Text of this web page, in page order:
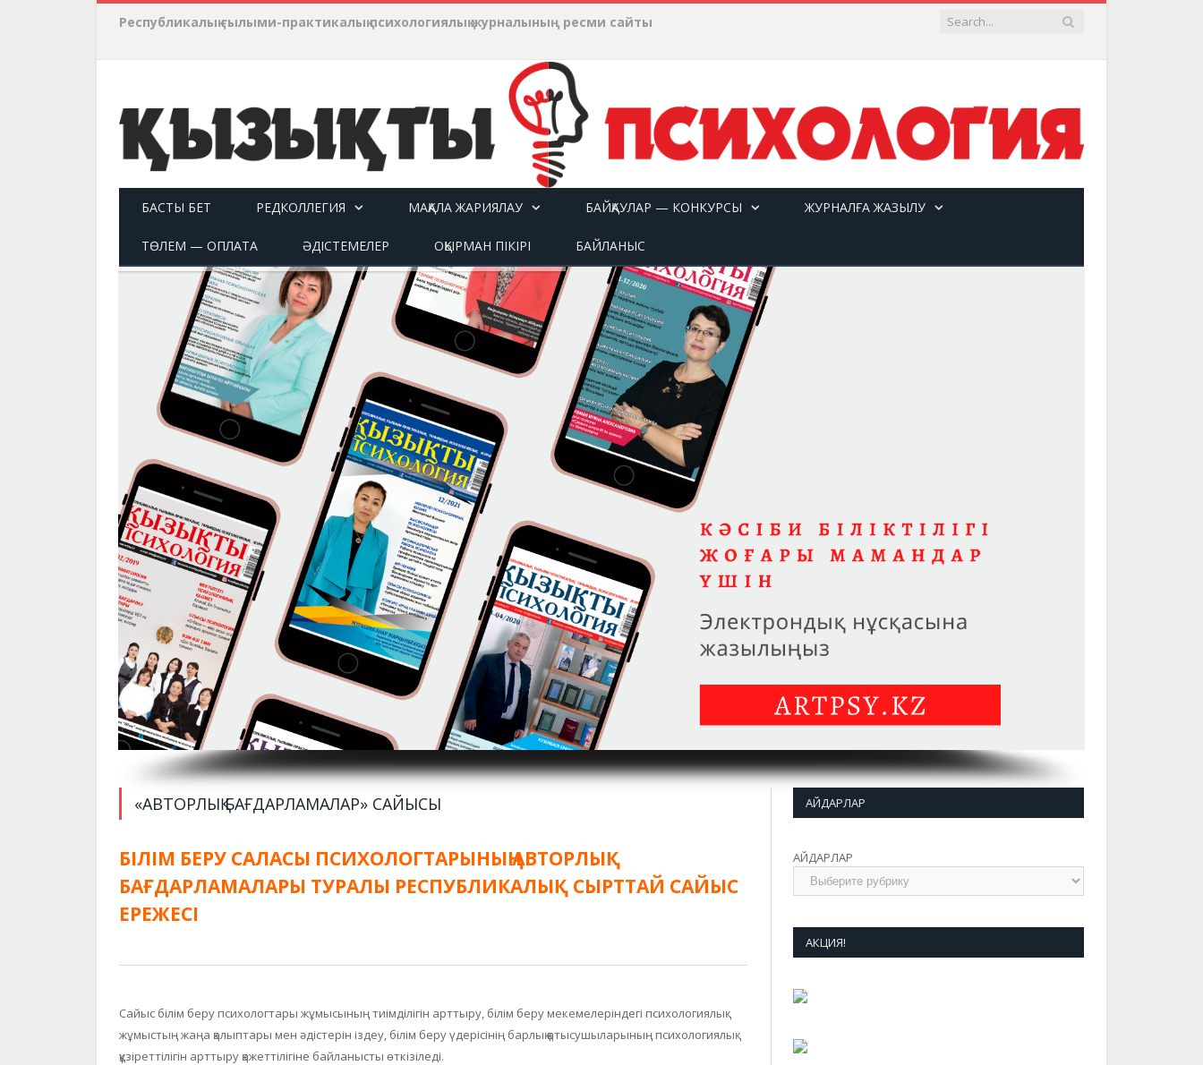
Республикалық ғылыми-практикалық психологиялық журналының ресми сайты
БАСТЫ БЕТ РЕДКОЛЛЕГИЯ МАҚАЛА ЖАРИЯЛАУ БАЙҚАУЛАР — КОНКУРСЫ ЖУРНАЛҒА ЖАЗЫЛУ
ТӨЛЕМ — ОПЛАТА ӘДІСТЕМЕЛЕР ОҚЫРМАН ПІКІРІ БАЙЛАНЫС
«АВТОРЛЫҚ БАҒДАРЛАМАЛАР» САЙЫСЫ
БІЛІМ БЕРУ САЛАСЫ ПСИХОЛОГТАРЫНЫҢ АВТОРЛЫҚ
БАҒДАРЛАМАЛАРЫ ТУРАЛЫ РЕСПУБЛИКАЛЫҚ СЫРТТАЙ САЙЫС
ЕРЕЖЕСІ
Сайыс білім беру психологтары жұмысының тиімділігін арттыру, білім беру мекемелеріндегі психологиялық
жұмыстың жаңа қалыптары мен әдістерін іздеу, білім беру үдерісінің барлық қатысушыларының психологиялық
құзіреттілігін арттыру қажеттілігіне байланысты өткізіледі.
АЙДАРЛАР
АЙДАРЛАР
АКЦИЯ!